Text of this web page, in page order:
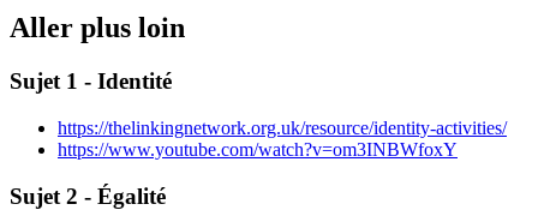
Aller plus loin
Sujet 1 - Identité
https://thelinkingnetwork.org.uk/resource/identity-activities/
https://www.youtube.com/watch?v=om3INBWfoxY
Sujet 2 - Égalité